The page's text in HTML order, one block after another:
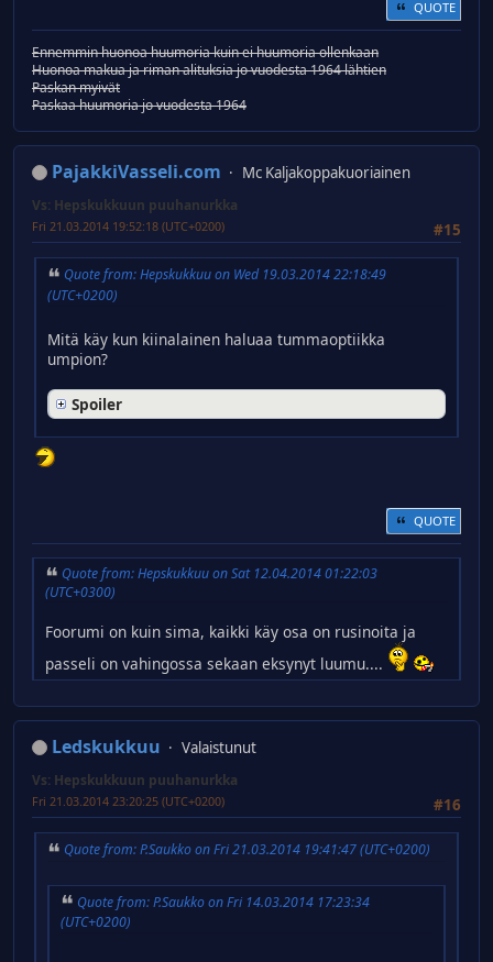
QUOTE
Ennemmin huonoa huumoria kuin ei huumoria ollenkaan
Huonoa makua ja riman alituksia jo vuodesta 1964 lähtien
Paskan myivät
Paskaa huumoria jo vuodesta 1964
PajakkiVasseli.com Mc Kaljakoppakuoriainen
Vs: Hepskukkuun puuhanurkka
#15
Fri 21.03.2014 19:52:18 (UTC+0200)
Quote from: Hepskukkuu on Wed 19.03.2014 22:18:49
(UTC+0200)
Mitä käy kun kiinalainen haluaa tummaoptiikka
umpion?
Spoiler
QUOTE
Quote from: Hepskukkuu on Sat 12.04.2014 01:22:03
(UTC+0300)
Foorumi on kuin sima, kaikki käy osa on rusinoita ja
passeli on vahingossa sekaan eksynyt luumu....
Ledskukkuu Valaistunut
Vs: Hepskukkuun puuhanurkka
#16
Fri 21.03.2014 23:20:25 (UTC+0200)
Quote from: P.Saukko on Fri 21.03.2014 19:41:47 (UTC+0200)
Quote from: P.Saukko on Fri 14.03.2014 17:23:34
(UTC+0200)